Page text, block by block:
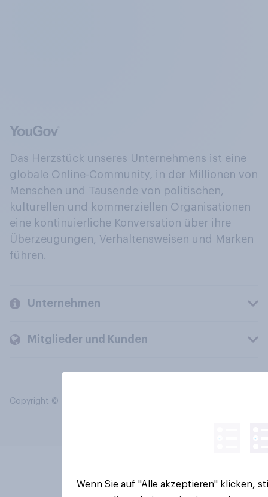
Das Herzstück unseres Unternehmens ist eine
globale Online-Community, in der Millionen von
Menschen und Tausende von politischen,
kulturellen und kommerziellen Organisationen
eine kontinuierliche Konversation über ihre
Überzeugungen, Verhaltensweisen und Marken
führen.
Unternehmen
Mitglieder und Kunden
Copyright © 2026 YouGov PLC. Alle Rechte vorbehalten.
Wenn Sie auf "Alle akzeptieren" klicken,